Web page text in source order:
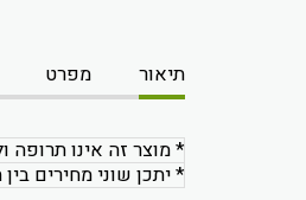
תיאור מפרט
* מוצר זה אינו תרופה
* יתכן שוני מחירים